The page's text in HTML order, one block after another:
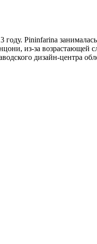
Pininfarina
из-за возрастающей
дизайн-центра